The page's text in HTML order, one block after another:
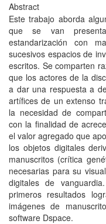
Abstract
Este trabajo aborda
que se van
estandarización con
sucesivos espacios de
escritos. Se comparten
que los actores de la
a dar una respuesta a
artífices de un extenso
la necesidad de
con la finalidad de
el valor agregado que
los objetos digitales
manuscritos (crítica
necesarias para su
digitales de
primeros resultados
imágenes de
software Dspace.